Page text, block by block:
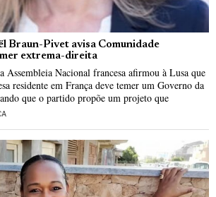
Braun-Pivet avisa Comunidade
extrema-direita
Assembleia Nacional francesa afirmou à Lusa que
residente em França deve temer um Governo da
que o partido propõe um projeto que